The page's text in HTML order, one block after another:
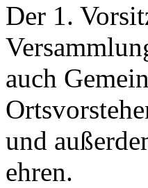
Der 1.
auch
und
ehren.